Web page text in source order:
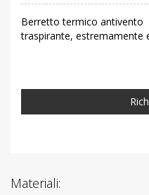
Berretto termico antivento
traspirante, estremamente
Materiali: